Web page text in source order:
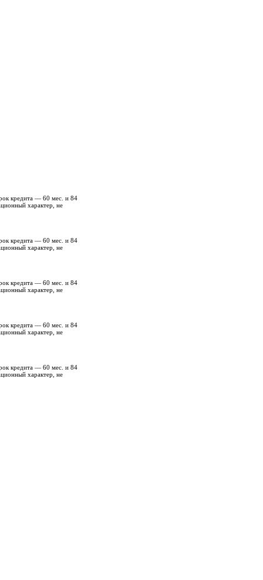
кредита — 60 мес. и 84
характер, не
кредита — 60 мес. и 84
характер, не
кредита — 60 мес. и 84
характер, не
кредита — 60 мес. и 84
характер, не
кредита — 60 мес. и 84
характер, не